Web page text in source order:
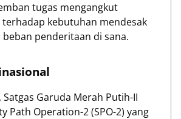
tugas mengangkut
kebutuhan mendesak
penderitaan di sana.
Garuda Merah Putih-II
Operation-2 (SPO-2) yang